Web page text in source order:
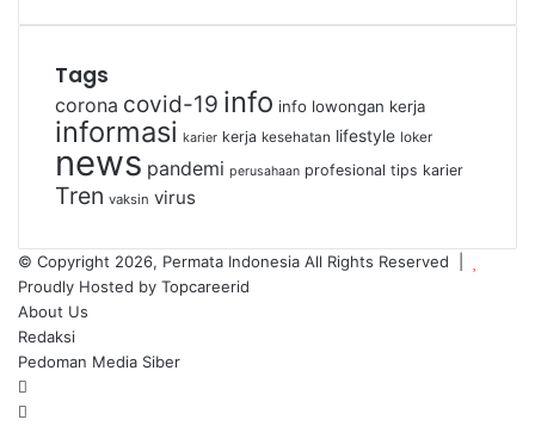
Tags
corona covid-19 info info lowongan kerja
informasi karier kerja kesehatan lifestyle loker
news pandemi perusahaan profesional tips karier
Tren vaksin virus
© Copyright 2026, Permata Indonesia All Rights Reserved |
Proudly Hosted by Topcareerid
About Us
Redaksi
Pedoman Media Siber